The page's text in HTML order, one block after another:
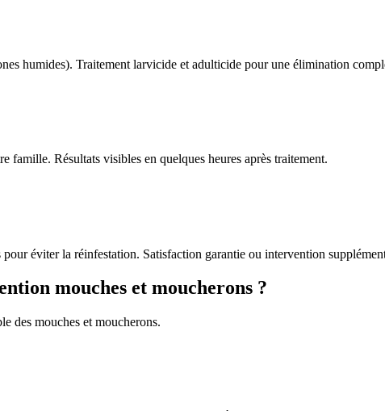
humides). Traitement larvicide et adulticide pour une élimination
famille. Résultats visibles en quelques heures après traitement.
éviter la réinfestation. Satisfaction garantie ou intervention
mouches et moucherons ?
des mouches et moucherons.